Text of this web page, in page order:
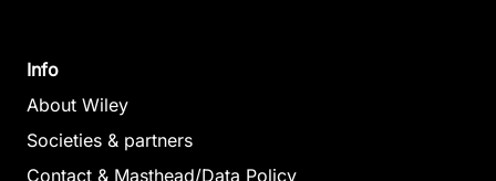
Info
About Wiley
Societies & partners
Contact & Masthead/Data Policy